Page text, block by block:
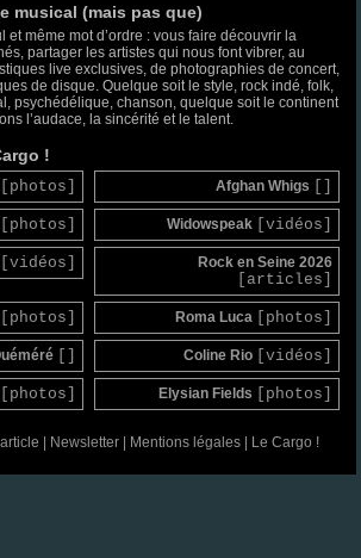
musical (mais pas que)
et même mot d’ordre : vous faire découvrir la
partager les artistes qui nous font vibrer, au
live exclusives, de photographies de concert,
de disque. Quelque soit le style, rock indé, folk,
psychédélique, chanson, quelque soit le continent
l’audace, la sincérité et le talent.
!
[photos] Afghan Whigs
[photos] Widowspeak [vidéos]
[vidéos] Rock en Seine 2026
[articles]
[photos] Roma Luca [photos]
Coline Rio [vidéos]
[photos] Elysian Fields [photos]
| Newsletter| Mentions légales| Le Cargo !